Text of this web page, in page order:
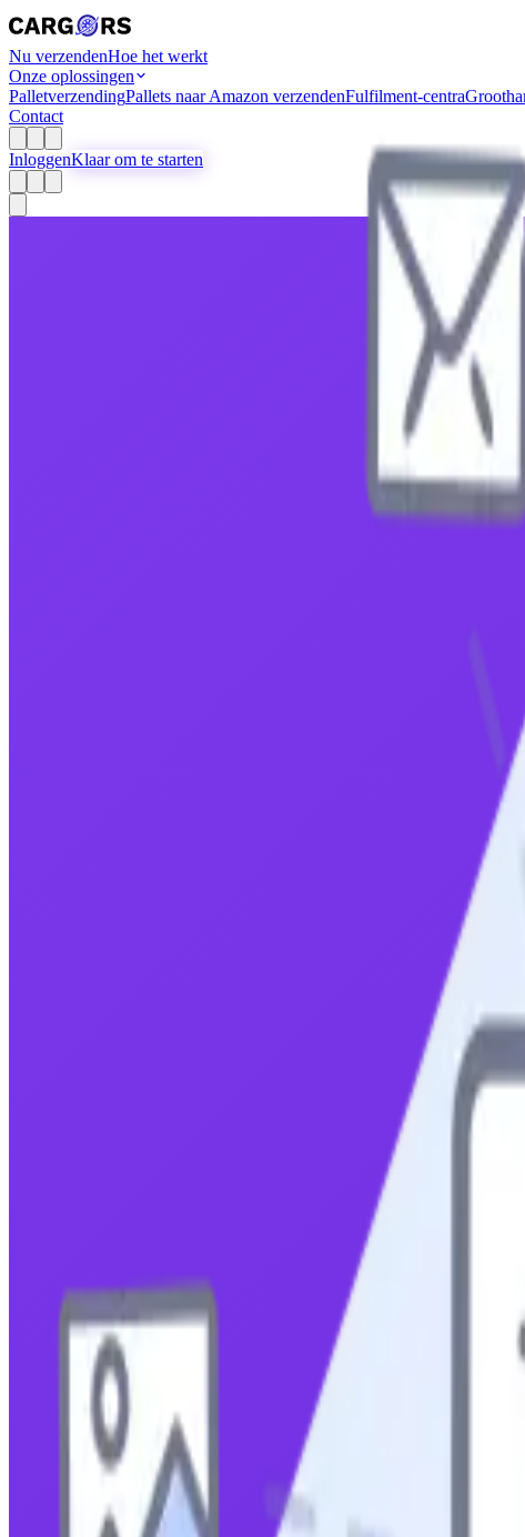
Nu verzendenHoe het werkt
Onze oplossingen
PalletverzendingPallets naar Amazon verzendenFulfilment-centra
Contact
InloggenKlaar om te starten